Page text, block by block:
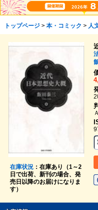
トップページ> 本・コミック > 人
在庫状況：在庫あり（1～2
日で出荷、新刊の場合、発
売日以降のお届けになりま
す）